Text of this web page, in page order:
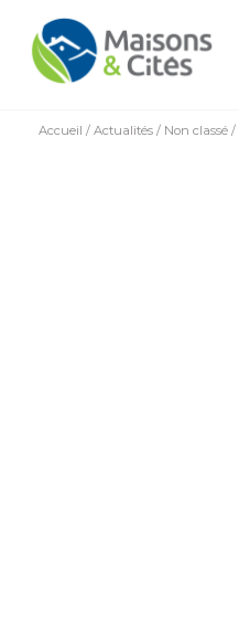
Accueil / Actualités / Non classé /